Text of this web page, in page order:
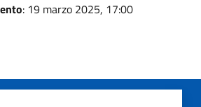
: 19 marzo 2025, 17:00